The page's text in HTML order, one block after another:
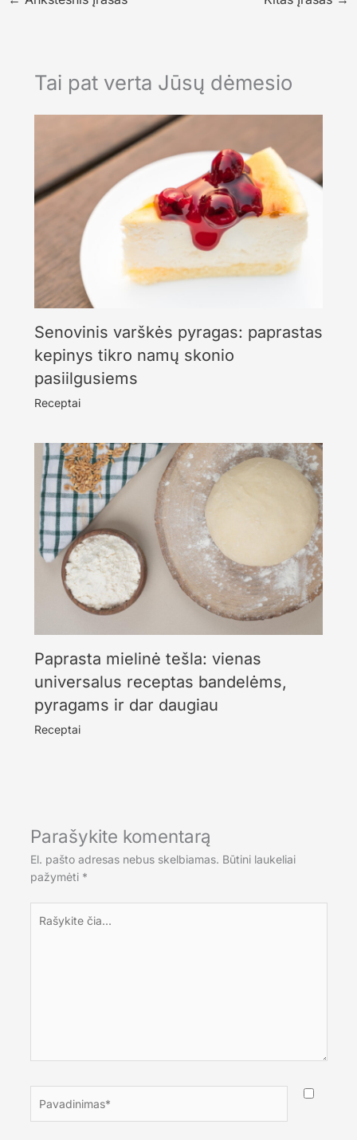
Tai pat verta Jūsų dėmesio
Senovinis varškės pyragas: paprastas
kepinys tikro namų skonio
pasiilgusiems
Receptai
Paprasta mielinė tešla: vienas
universalus receptas bandelėms,
pyragams ir dar daugiau
Receptai
Parašykite komentarą
El. pašto adresas nebus skelbiamas. Būtini laukeliai
pažymėti *
čia...